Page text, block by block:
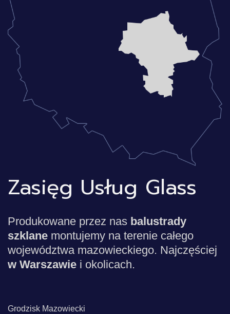
Zasięg Usług Glass
Produkowane przez nas balustrady
szklane montujemy na terenie całego
województwa mazowieckiego. Najczęściej
w Warszawie i okolicach.
Grodzisk Mazowiecki